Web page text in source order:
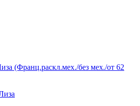
(Франц.раскл.мех./без мех./от 62